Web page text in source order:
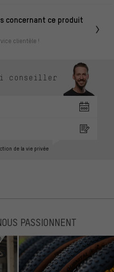
concernant ce produit
clientèle !
conseiller
de la vie privée
PASSIONNENT